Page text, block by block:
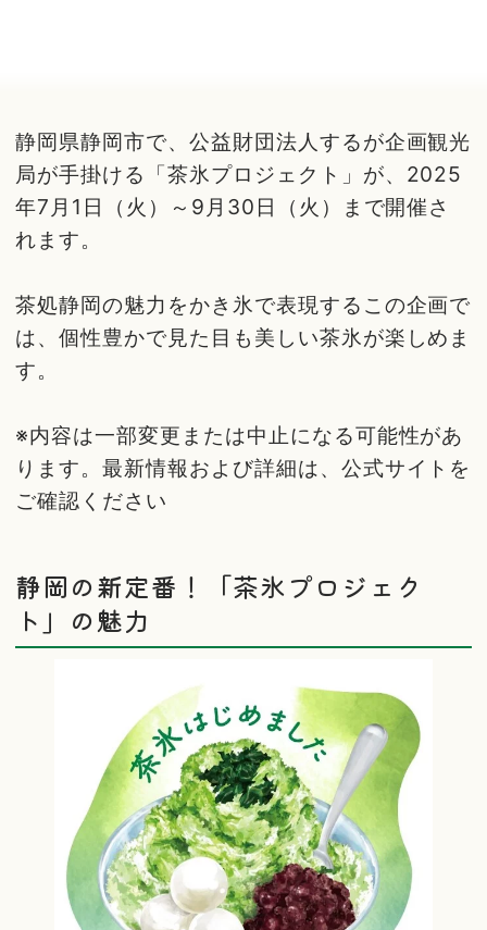
静岡県静岡市で、公益財団法人するが企画観光
局が手掛ける「茶氷プロジェクト」が、2025
年7月1日（火）～9月30日（火）まで開催さ
れます。
茶処静岡の魅力をかき氷で表現するこの企画で
は、個性豊かで見た目も美しい茶氷が楽しめま
す。
※内容は一部変更または中止になる可能性があ
ります。最新情報および詳細は、公式サイトを
ご確認ください
静岡の新定番！「茶氷プロジェク
ト」の魅力